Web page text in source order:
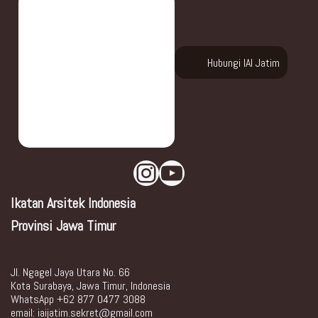
Hubungi IAI Jatim
Ikatan Arsitek Indonesia
Provinsi Jawa Timur
Jl. Ngagel Jaya Utara No. 66
Kota Surabaya, Jawa Timur, Indonesia
WhatsApp +62 877 0477 3088
email: iaijatim.sekret@gmail.com